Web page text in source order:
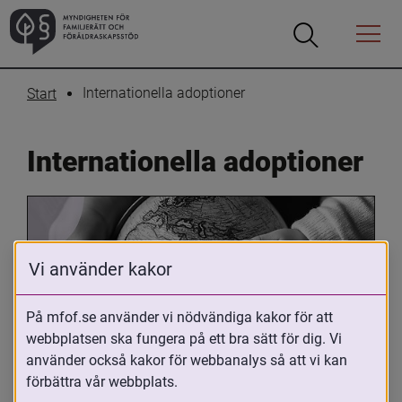
Öppna
Öppna
Menyn
Start Internationella adoptioner
Internationella adoptioner
Oavsett om du är adopterad,
adoptivförälder eller arbetar med
Vi använder kakor
På mfof.se använder vi nödvändiga kakor för att
webbplatsen ska fungera på ett bra sätt för dig. Vi
använder också kakor för webbanalys så att vi kan
förbättra vår webbplats.